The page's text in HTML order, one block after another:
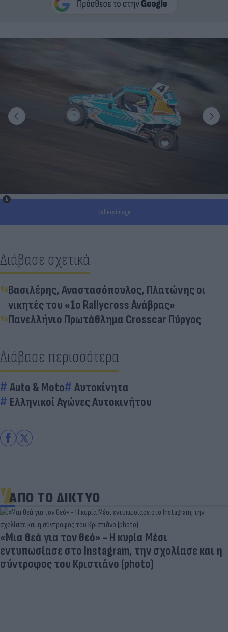
Gallery image
Διάβασε σχετικά
Βασιλέρης, Αναστασόπουλος, Πλατώνης οι
νικητές του «1ο Rallycross Ανάβρας»
Πανελλήνιο Πρωτάθλημα Crosscar Πύργος
Διάβασε περισσότερα
Auto & Moto
Αυτοκίνητα
Ελληνικοί Αγώνες Αυτοκινήτου
ΑΠΟ ΤΟ ΔΙΚΤΥΟ
«Μια θεά για τον θεό» - Η κυρία Μέσι
εντυπωσίασε στο Instagram, την σχολίασε και η
σύντροφος του Κριστιάνο (photo)